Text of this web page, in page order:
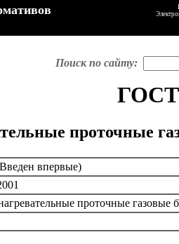
Поиск по сайту:
ГОСТ
проточные
впервые)
проточные